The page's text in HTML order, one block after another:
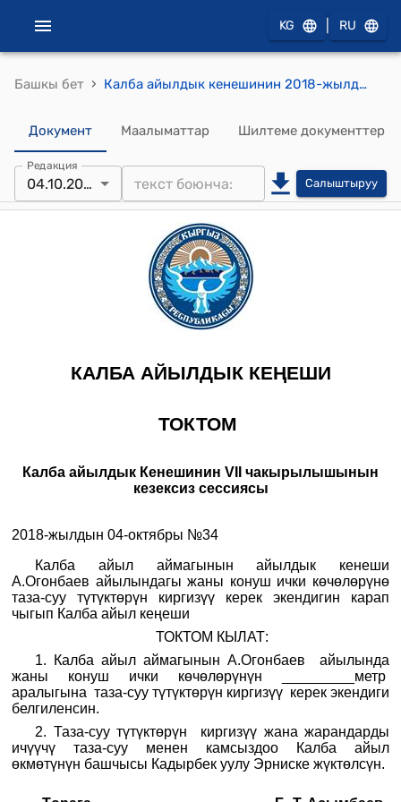
KG RU
Башкы бет › Калба айылдык кенешинин 2018-жылдын 04-октябрындагы №34 "Калба айыл аймагынын айылдык кенеши А.Огонбаев айылындагы жаны конуш ички көчөлөрүнө таза-суу түтүктөрүн киргизүү керек экендигин карап чыгып Калба айыл кеңешинин" токтому
Документ Маалыматтар Шилтеме документтер
Редакция
04.10.2018 Салыштыруу